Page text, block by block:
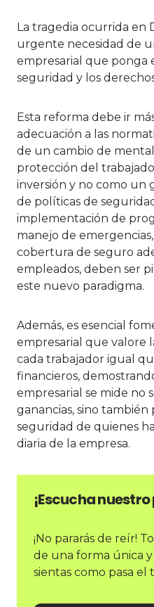
La tragedia ocurrida en
urgente necesidad de
empresarial que ponga
seguridad y los
Esta reforma debe ir
adecuación a las
de un cambio de
protección del
inversión y no como un
de políticas de
implementación de
manejo de
cobertura de seguro
empleados, deben ser
este nuevo paradigma.
Además, es esencial
empresarial que valore
cada trabajador igual
financieros,
empresarial se mide no
ganancias, sino
seguridad de quienes
diaria de la empresa.
¡Escucha
¡No pararás de reír!
de una forma única
sientas como pasa el